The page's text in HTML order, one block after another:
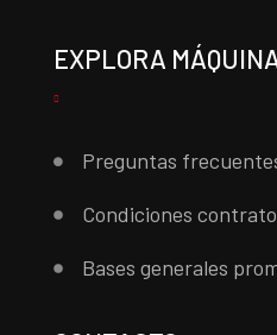
EXPLORA
Preguntas
Condiciones
Bases generales